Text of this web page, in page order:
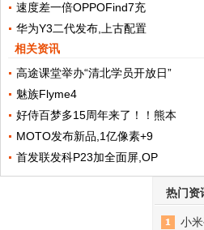
速度差一倍OPPOFind7充
华为Y3二代发布,上古配置
相关资讯
高途课堂举办“清北学员开放日”
魅族Flyme4
好侍百梦多15周年来了！！熊本
MOTO发布新品,1亿像素+9
首发联发科P23加全面屏,OP
热门资
小